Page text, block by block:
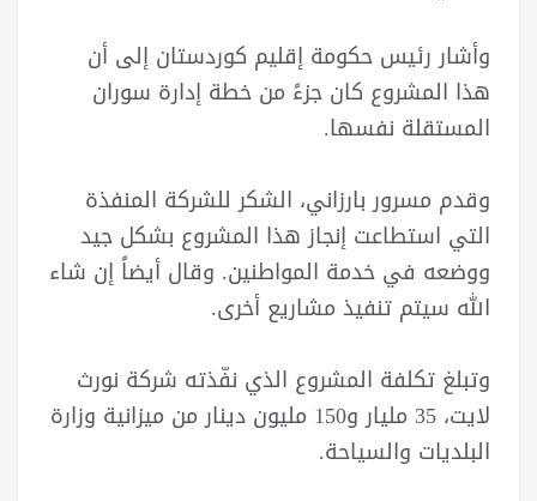
وأشار رئيس حكومة إقليم كوردستان إلى أن
هذا المشروع كان جزءً من خطة إدارة سوران
المستقلة نفسها.
وقدم مسرور بارزاني، الشكر للشركة المنفذة
التي استطاعت إنجاز هذا المشروع بشكل جيد
ووضعه في خدمة المواطنين. وقال أيضاً إن شاء
الله سيتم تنفيذ مشاريع أخرى.
وتبلغ تكلفة المشروع الذي نفّذته شركة نورث
لايت، 35 مليار و150 مليون دينار من ميزانية وزارة
البلديات والسياحة.